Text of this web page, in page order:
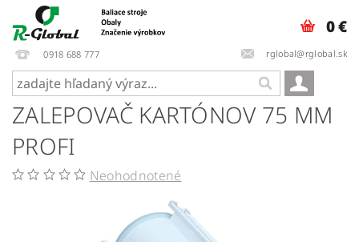
0918 688 777 rglobal@rglobal.sk
0 €
ZALEPOVAČ KARTÓNOV 75 MM
PROFI
Neohodnotené